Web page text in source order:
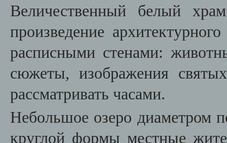
Величественный белый
произведение
расписными стенами:
сюжеты, изображения
рассматривать часами.
Небольшое озеро диаметром
круглой формы местные